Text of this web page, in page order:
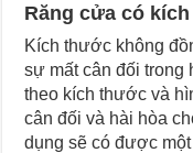
Răng cửa có
Kích thước không
sự mất cân đối trong
theo kích thước và
cân đối và hài hòa
dụng sẽ có được